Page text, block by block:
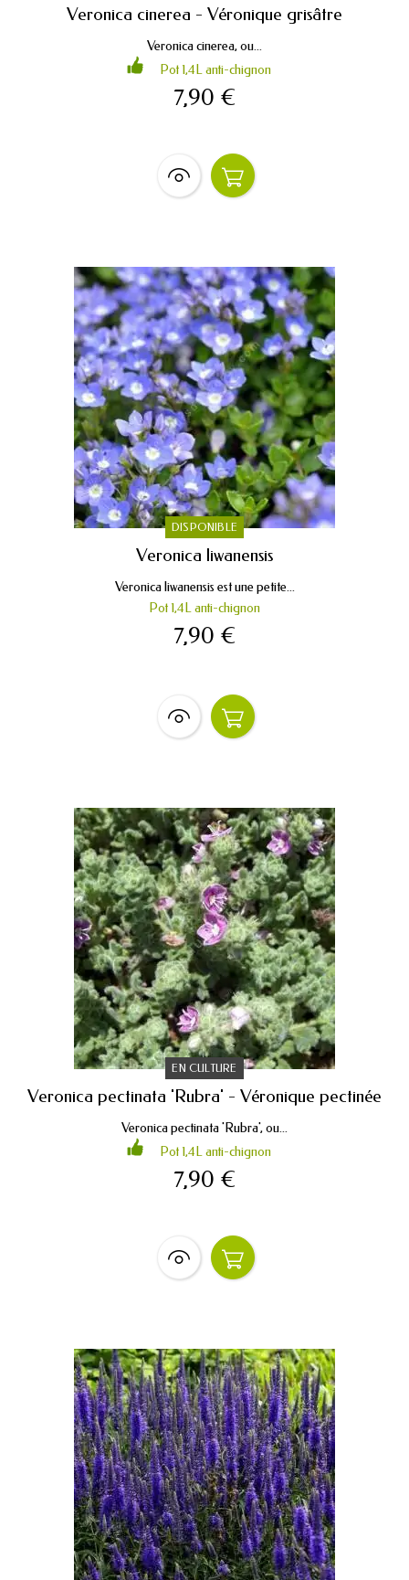
Veronica cinerea - Véronique grisâtre
Veronica cinerea, ou...
Pot 1,4L anti-chignon
7,90 €
DISPONIBLE
Veronica liwanensis
Veronica liwanensis est une petite...
Pot 1,4L anti-chignon
7,90 €
EN CULTURE
Veronica pectinata 'Rubra' - Véronique pectinée
Veronica pectinata 'Rubra', ou...
Pot 1,4L anti-chignon
7,90 €